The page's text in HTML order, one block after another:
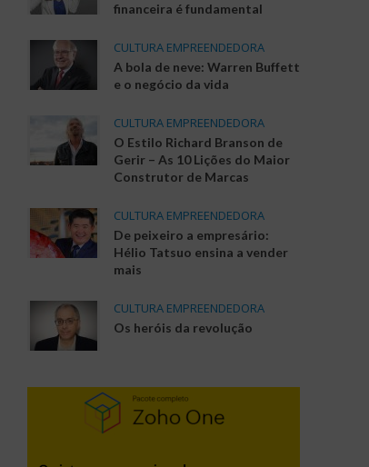
financeira é fundamental
CULTURA EMPREENDEDORA
A bola de neve: Warren Buffett
e o negócio da vida
CULTURA EMPREENDEDORA
O Estilo Richard Branson de
Gerir – As 10 Lições do Maior
Construtor de Marcas
CULTURA EMPREENDEDORA
De peixeiro a empresário:
Hélio Tatsuo ensina a vender
mais
CULTURA EMPREENDEDORA
Os heróis da revolução